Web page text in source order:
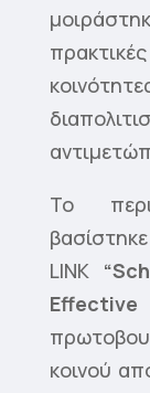
Το
LINK
κοινού